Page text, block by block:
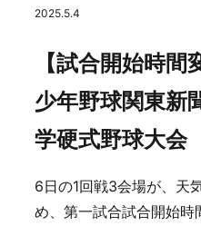
2025.5.4
【試合開始時
少年野球関東
学硬式野球大会
6日の1回戦3会場が、天
め、第一試合試合開始